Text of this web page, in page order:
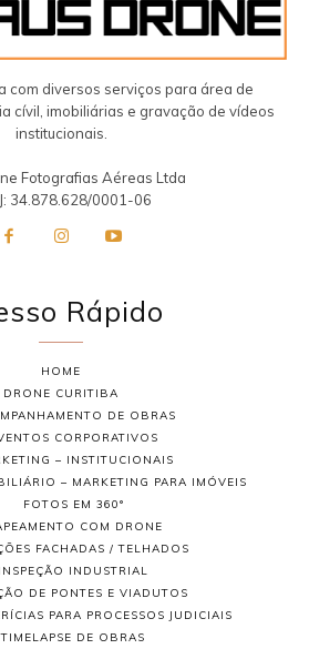
com diversos serviços para área de
cívil, imobiliárias e gravação de vídeos
institucionais.
Fotografias Aéreas Ltda
34.878.628/0001-06
Rápido
HOME
DRONE CURITIBA
DE OBRAS
CORPORATIVOS
– INSTITUCIONAIS
– MARKETING PARA IMÓVEIS
FOTOS EM 360°
COM DRONE
FACHADAS / TELHADOS
INSPEÇÃO INDUSTRIAL
DE PONTES E VIADUTOS
PARA PROCESSOS JUDICIAIS
TIMELAPSE DE OBRAS